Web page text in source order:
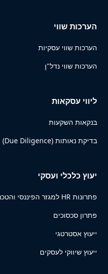
הערכות שווי
הערכות שווי עסקיות
הערכות שווי נדל"ן
ליווי עסקאות
בנקאות השקעות
בדיקת נאותות (Due Diligence)
יעוץ כלכלי ועסקי
פתרונות HR למגזר הפיננסי והטכנולוגי
פתרון סכסוכים
ייעוץ אסטרטגי
ייעוץ שיווקי לעסקים